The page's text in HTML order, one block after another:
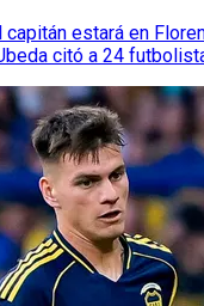
estará en
citó a 24